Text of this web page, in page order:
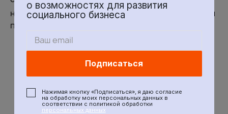
несём. Сейчас мы регистрируем название, чтобы
предъявить на него свои права.
о возможностях для развития
социального бизнеса
Подписаться
Нажимая кнопку «Подписаться», я даю согласие
на обработку моих персональных данных в
соответствии с политикой обработки
персональных данных